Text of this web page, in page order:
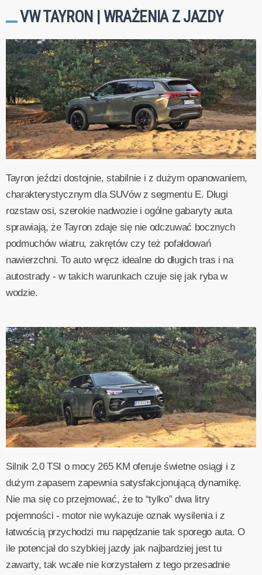
VW TAYRON | WRAŻENIA Z JAZDY
Tayron jeździ dostojnie, stabilnie i z dużym opanowaniem,
charakterystycznym dla SUVów z segmentu E. Długi
rozstaw osi, szerokie nadwozie i ogólne gabaryty auta
sprawiają, że Tayron zdaje się nie odczuwać bocznych
podmuchów wiatru, zakrętów czy też pofałdowań
nawierzchni. To auto wręcz idealne do długich tras i na
autostrady - w takich warunkach czuje się jak ryba w
wodzie.
Silnik 2.0 TSI o mocy 265 KM oferuje świetne osiągi i z
dużym zapasem zapewnia satysfakcjonującą dynamikę.
Nie ma się co przejmować, że to “tylko” dwa litry
pojemności - motor nie wykazuje oznak wysilenia i z
łatwością przychodzi mu napędzanie tak sporego auta. O
ile potencjał do szybkiej jazdy jak najbardziej jest tu
zawarty, tak wcale nie korzystałem z tego przesadnie